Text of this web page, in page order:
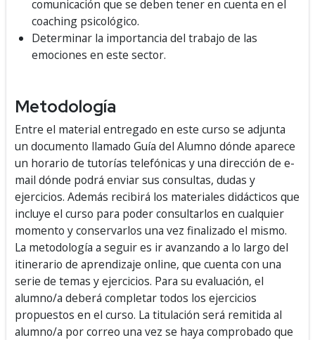
comunicación que se deben tener en cuenta en el
coaching psicológico.
Determinar la importancia del trabajo de las
emociones en este sector.
Metodología
Entre el material entregado en este curso se adjunta
un documento llamado Guía del Alumno dónde aparece
un horario de tutorías telefónicas y una dirección de e-
mail dónde podrá enviar sus consultas, dudas y
ejercicios. Además recibirá los materiales didácticos que
incluye el curso para poder consultarlos en cualquier
momento y conservarlos una vez finalizado el mismo.
La metodología a seguir es ir avanzando a lo largo del
itinerario de aprendizaje online, que cuenta con una
serie de temas y ejercicios. Para su evaluación, el
alumno/a deberá completar todos los ejercicios
propuestos en el curso. La titulación será remitida al
alumno/a por correo una vez se haya comprobado que